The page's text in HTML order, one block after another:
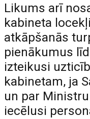
Likums arī
kabineta
atkāpšanās
pienākumus
izteikusi
kabinetam, ja
un par
iecēlusi